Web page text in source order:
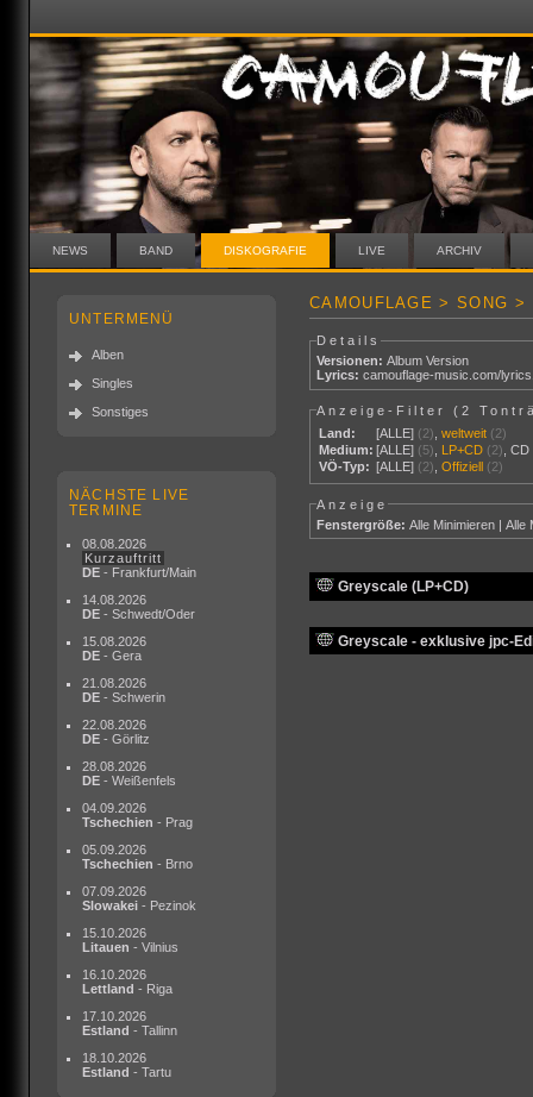
NEWS BAND DISKOGRAFIE LIVE ARCHIV
UNTERMENÜ
Alben
Singles
Sonstiges
NÄCHSTE LIVE
TERMINE
08.08.2026
Kurzauftritt
DE - Frankfurt/Main
14.08.2026
DE - Schwedt/Oder
15.08.2026
DE - Gera
21.08.2026
DE - Schwerin
22.08.2026
DE - Görlitz
28.08.2026
DE - Weißenfels
04.09.2026
Tschechien - Prag
05.09.2026
Tschechien - Brno
07.09.2026
Slowakei - Pezinok
15.10.2026
Litauen - Vilnius
16.10.2026
Lettland - Riga
17.10.2026
Estland - Tallinn
18.10.2026
Estland - Tartu
CAMOUFLAGE > SONG >
Details
Versionen: Album Version
Lyrics: camouflage-music.com/
Anzeige-Filter (2
Land:
[ALLE] (2) ,weltweit (2)
Medium: [ALLE] (5) LP+CD (2) ,CD
VÖ-Typ: [ALLE] (2) ,Offiziell (2)
Anzeige
Fenstergröße: Alle Minimieren |Alle
Greyscale (LP+CD)
Greyscale - exklusive jpc-